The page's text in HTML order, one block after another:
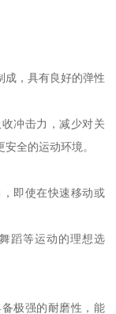
成，具有良好的弹性
冲击力，减少对关
全的运动环境。
即使在快速移动或
蹈等运动的理想选
极强的耐磨性，能